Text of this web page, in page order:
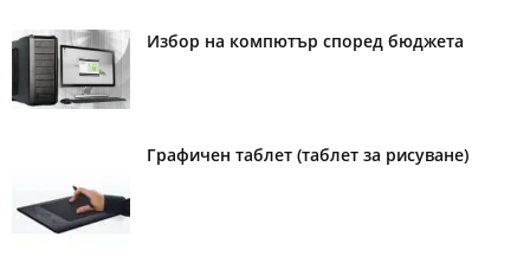
Избор на компютър според бюджета
Графичен таблет (таблет за рисуване)